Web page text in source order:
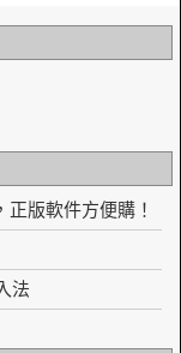
版軟件方便購！
法